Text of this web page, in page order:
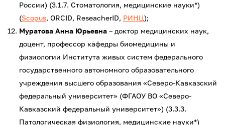
России) (3.1.7. Стоматология, медицинские науки*)
(Scopus, ORCID, ReseacherID, РИНЦ);
Муратова Анна Юрьевна – доктор медицинских наук,
доцент, профессор кафедры биомедицины и
физиологии Института живых систем федерального
государственного автономного образовательного
учреждения высшего образования «Северо-Кавказский
федеральный университет» (ФГАОУ ВО «Северо-
Кавказский федеральный университет») (3.3.3.
Патологическая физиология, медицинские науки*)